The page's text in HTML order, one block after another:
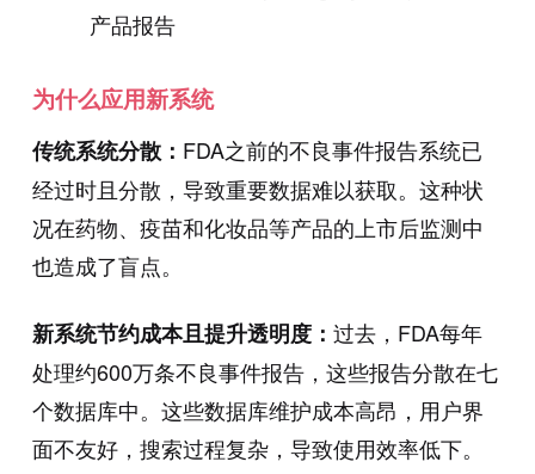
产品报告
为什么应用新系统
传统系统分散： FDA之前的不良事件报告系统已
经过时且分散，导致重要数据难以获取。这种状
况在药物、疫苗和化妆品等产品的上市后监测中
也造成了盲点。
新系统节约成本且提升透明度： 过去，FDA每年
处理约600万条不良事件报告，这些报告分散在七
个数据库中。这些数据库维护成本高昂，用户界
面不友好，搜索过程复杂，导致使用效率低下。